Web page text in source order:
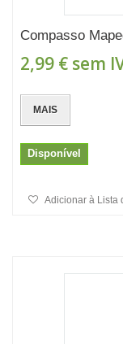
Compasso
2,99 € sem
MAIS
Disponível
Adicionar à Lista